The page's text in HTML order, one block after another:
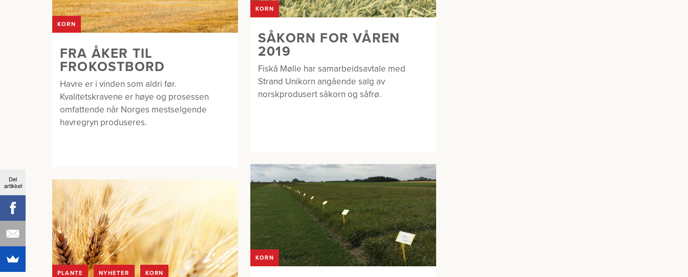
KORN
SÅKORN FOR VÅREN
2019
Fiskå Mølle har samarbeidsavtale med
Strand Unikorn angående salg av
norskprodusert såkorn og såfrø.
KORN
FRA ÅKER TIL
FROKOSTBORD
Havre er i vinden som aldri før.
Kvalitetskravene er høye og prosessen
omfattende når Norges mestselgende
havregryn produseres.
KORN
PLANTE NYHETER KORN
Del
artikkel